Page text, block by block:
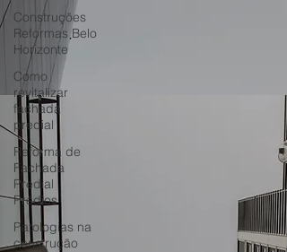
Construções
Reformas Belo
Horizonte
Como
revitalizar
fachada
predial
Reforma de
Fachada
Predial
Prédios
Patologias na
construção